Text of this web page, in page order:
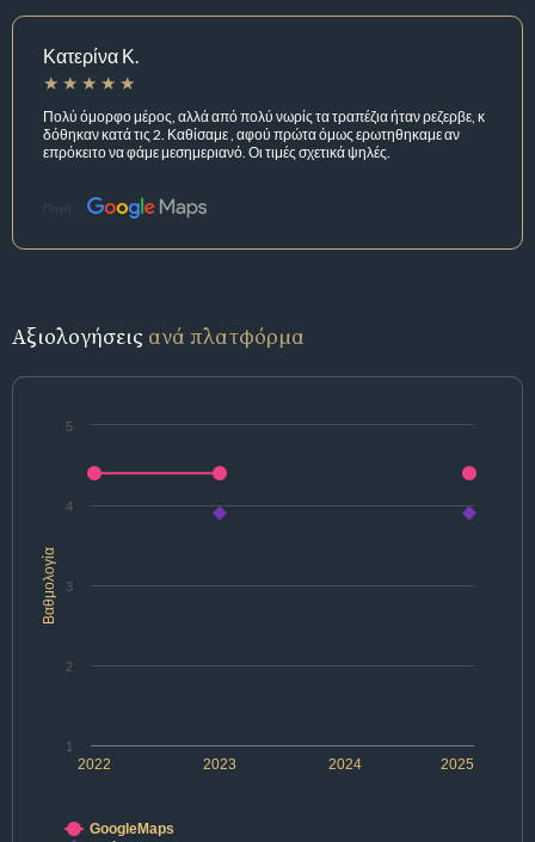
Κατερίνα Κ.
Πολύ όμορφο μέρος, αλλά από πολύ νωρίς τα τραπέζια ήταν ρεζερβε, κ
δόθηκαν κατά τις 2. Καθίσαμε , αφού πρώτα όμως ερωτηθηκαμε αν
επρόκειτο να φάμε μεσημεριανό. Οι τιμές σχετικά ψηλές.
Πηγή:
Αξιολογήσεις ανά πλατφόρμα
Βαθμολογία
2022 2024
2023 2025
1
2
3
4
5
GoogleMaps